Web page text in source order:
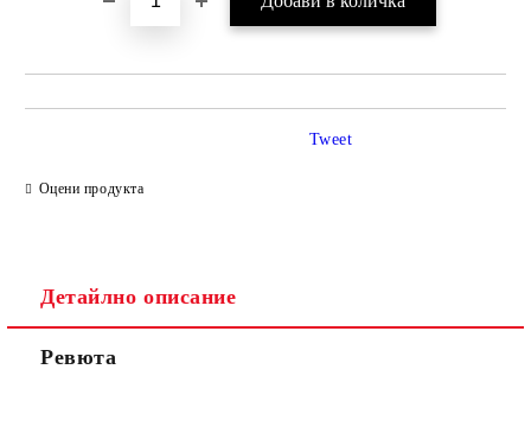
Оцени продукта
Tweet
Детайлно описание
Ревюта